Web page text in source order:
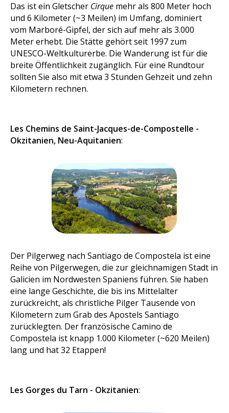
Das ist ein Gletscher Cirquemehr als 800 Meter hoch
und 6 Kilometer (~3 Meilen) im Umfang, dominiert
vom Marboré-Gipfel, der sich auf mehr als 3.000
Meter erhebt. Die Stätte gehört seit 1997 zum
UNESCO-Weltkulturerbe. Die Wanderung ist für die
breite Öffentlichkeit zugänglich. Für eine Rundtour
sollten Sie also mit etwa 3 Stunden Gehzeit und zehn
Kilometern rechnen.
Les Chemins de Saint-Jacques-de-Compostelle -
Okzitanien, Neu-Aquitanien:
Der Pilgerweg nach Santiago de Compostela ist eine
Reihe von Pilgerwegen, die zur gleichnamigen Stadt in
Galicien im Nordwesten Spaniens führen. Sie haben
eine lange Geschichte, die bis ins Mittelalter
zurückreicht, als christliche Pilger Tausende von
Kilometern zum Grab des Apostels Santiago
zurücklegten. Der französische Camino de
Compostela ist knapp 1.000 Kilometer (~620 Meilen)
lang und hat 32 Etappen!
Les Gorges du Tarn - Okzitanien: